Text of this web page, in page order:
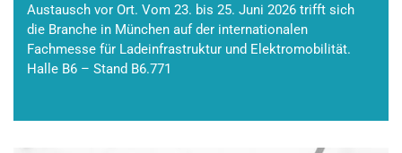
Austausch vor Ort. Vom 23. bis 25. Juni 2026 trifft sich
die Branche in München auf der internationalen
Fachmesse für Ladeinfrastruktur und Elektromobilität.
Halle B6 – Stand B6.771